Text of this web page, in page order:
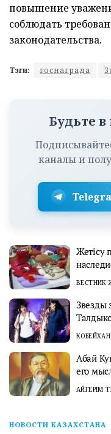
повышение
соблюдать
законодательства.
Тэги: госнаграда
Будьте
каналы и
Жетісу
ВЕСТНИК
Звезды
Абай
его
АЙГЕРІМ
НОВОСТИ КАЗАХСТАНА